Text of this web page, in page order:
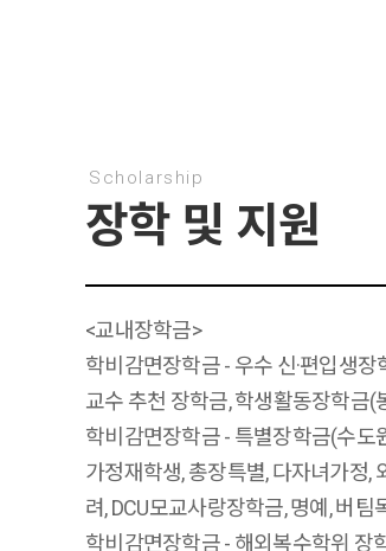
Scholarship
장학 및 지원
<교내장학금>
학비감면장학금 - 우수 신·편입생
교수 추천 장학금, 학생활동장학금(
학비감면장학금 - 특별장학금(수도
가정재학생, 총장특별, 다자녀가정,
려, DCU모교사랑장학금, 명예, 버팀
학비감면장학금 - 해외복수학위 장